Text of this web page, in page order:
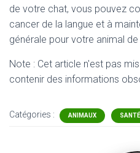
de votre chat, vous pouvez
cancer de la langue et à
générale pour votre animal
Note : Cet article n'est pas
contenir des informations
Catégories : ANIMAUX SANTÉ